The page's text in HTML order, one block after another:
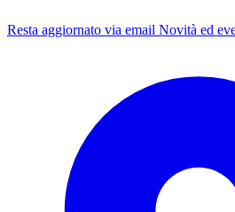
Resta aggiornato via email Novità ed